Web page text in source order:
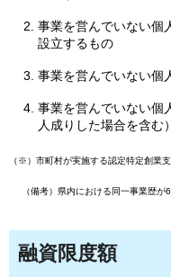
事業を営んでいない個
設立するもの
事業を営んでいない個
事業を営んでいない個
人成りした場合を含む）
（※）市町村が実施する認定特定創業
（備考）県内における同一事業歴が
融資限度額